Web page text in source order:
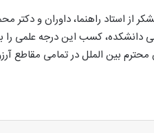
از استاد راهنما، داوران و دکتر
دانشکده، کسب این درجه علمی را
بین الملل در تمامی مقاطع